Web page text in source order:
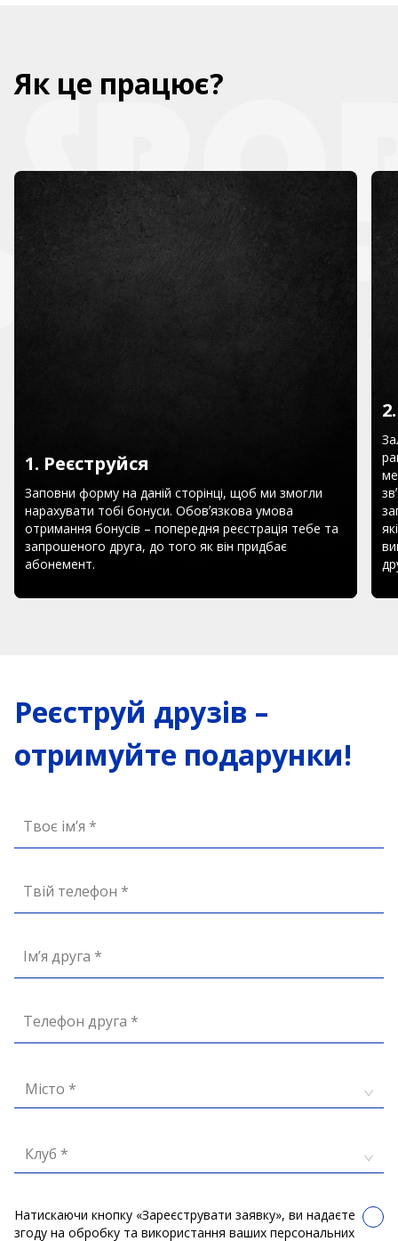
Як це працює?
1. Реєструйся
Заповни форму на даній сторінці, щоб ми змогли
нарахувати тобі бонуси. Обовʼязкова умова
отримання бонусів – попередня реєстрація тебе та
запрошеного друга, до того як він придбає
абонемент.
Реєструй друзів –
отримуйте подарунки!
Твоє ім’я *
Твій телефон *
Ім’я друга *
Телефон друга *
Місто *
Клуб *
Натискаючи кнопку «Зареєструвати заявку», ви надаєте
згоду на обробку та використання ваших персональних